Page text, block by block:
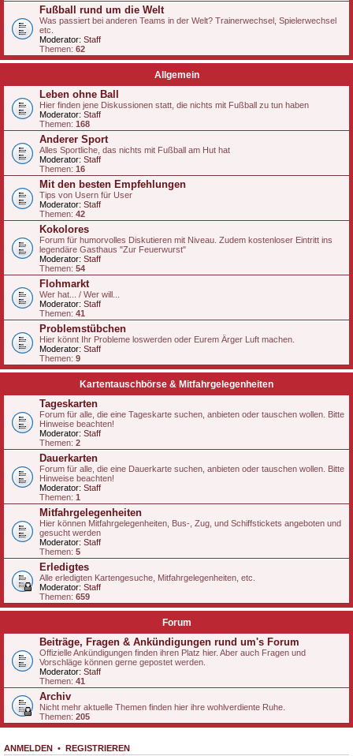
Fußball rund um die Welt
Was passiert bei anderen Teams in der Welt? Trainerwechsel, Spielerwechsel
etc.
Moderator: Staff
Themen: 62
Allgemein
Leben ohne Ball
Hier finden jene Diskussionen statt, die nichts mit Fußball zu tun haben
Moderator: Staff
Themen: 168
Anderer Sport
Alles Sportliche, das nichts mit Fußball am Hut hat
Moderator: Staff
Themen: 16
Mit den besten Empfehlungen
Tips von Usern für User
Moderator: Staff
Themen: 42
Kokolores
Forum für humorvolles Diskutieren mit Niveau. Zudem kostenloser Eintritt ins
legendäre Gasthaus "Zur Feuerwurst"
Moderator: Staff
Themen: 54
Flohmarkt
Wer hat... / Wer will...
Moderator: Staff
Themen: 41
Problemstübchen
Hier könnt Ihr Probleme loswerden oder Eurem Ärger Luft machen.
Moderator: Staff
Themen: 9
Kartentauschbörse & Mitfahrgelegenheiten
Tageskarten
Forum für alle, die eine Tageskarte suchen, anbieten oder tauschen wollen. Bitte
Hinweise beachten!
Moderator: Staff
Themen: 2
Dauerkarten
Forum für alle, die eine Dauerkarte suchen, anbieten oder tauschen wollen. Bitte
Hinweise beachten!
Moderator: Staff
Themen: 1
Mitfahrgelegenheiten
Hier können Mitfahrgelegenheiten, Bus-, Zug, und Schiffstickets angeboten und
gesucht werden
Moderator: Staff
Themen: 5
Erledigtes
Alle erledigten Kartengesuche, Mitfahrgelegenheiten, etc.
Moderator: Staff
Themen: 659
Forum
Beiträge, Fragen & Ankündigungen rund um's Forum
Offizielle Ankündigungen finden ihren Platz hier. Aber auch Fragen und
Vorschläge können gerne gepostet werden.
Moderator: Staff
Themen: 41
Archiv
Nicht mehr aktuelle Themen finden hier ihre wohlverdiente Ruhe.
Themen: 205
ANMELDEN • REGISTRIEREN